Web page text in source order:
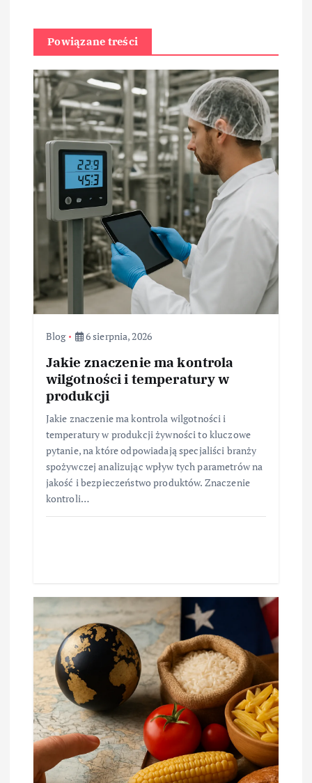
Powiązane treści
Blog 6 sierpnia, 2026
Jakie znaczenie ma kontrola
wilgotności i temperatury w
produkcji
Jakie znaczenie ma kontrola wilgotności i
temperatury w produkcji żywności to kluczowe
pytanie, na które odpowiadają specjaliści branży
spożywczej analizując wpływ tych parametrów na
jakość i bezpieczeństwo produktów. Znaczenie
kontroli…